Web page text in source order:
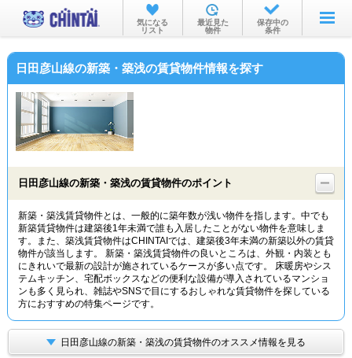
お部屋を探す
沿線・駅から
物件特集から
TOP
気になる
リスト
最近見た
物件
保存中の
条件
日田彦山線の新築・築浅の賃貸物件情報を探す
日田彦山線の新築・築浅の賃貸物件のポイント
新築・築浅賃貸物件とは、一般的に築年数が浅い物件を指します。中でも
新築賃貸物件は建築後1年未満で誰も入居したことがない物件を意味しま
す。また、築浅賃貸物件はCHINTAIでは、建築後3年未満の新築以外の賃貸
物件が該当します。 新築・築浅賃貸物件の良いところは、外観・内装とも
にきれいで最新の設計が施されているケースが多い点です。 床暖房やシス
テムキッチン、宅配ボックスなどの便利な設備が導入されているマンショ
ンも多く見られ、雑誌やSNSで目にするおしゃれな賃貸物件を探している
方におすすめの特集ページです。
日田彦山線の新築・築浅の賃貸物件のオススメ情報を見る